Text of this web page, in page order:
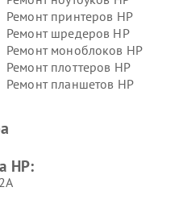
Ремонт принтеров HP
Ремонт шредеров HP
Ремонт моноблоков HP
Ремонт плоттеров HP
Ремонт планшетов HP
HP: